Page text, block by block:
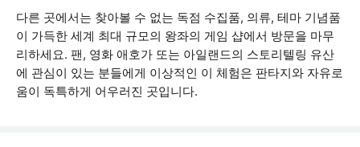
다른 곳에서는 찾아볼 수 없는 독점 수집품, 의류, 테마 기념품
이 가득한 세계 최대 규모의 왕좌의 게임 샵에서 방문을 마무
리하세요. 팬, 영화 애호가 또는 아일랜드의 스토리텔링 유산
에 관심이 있는 분들에게 이상적인 이 체험은 판타지와 자유로
움이 독특하게 어우러진 곳입니다.